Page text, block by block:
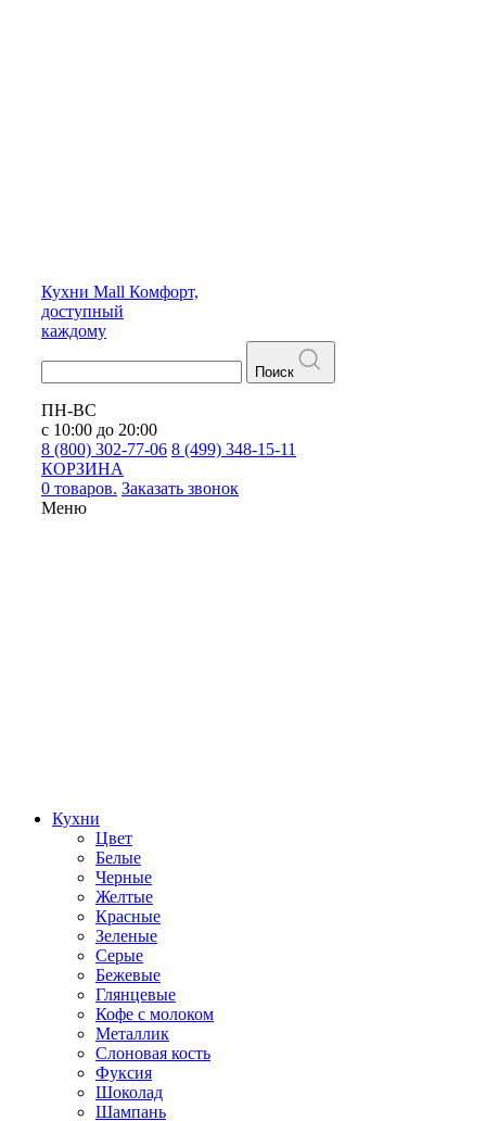
Кухни Mall Комфорт,
доступный
каждому
Поиск
ПН-ВС
с 10:00 до 20:00
8 (800) 302-77-06 8 (499) 348-15-11
КОРЗИНА
0 товаров. Заказать звонок
Меню
Кухни
Цвет
Белые
Черные
Желтые
Красные
Зеленые
Серые
Бежевые
Глянцевые
Кофе с молоком
Металлик
Слоновая кость
Фуксия
Шоколад
Шампань